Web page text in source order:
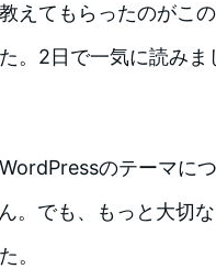
えてもらったのがこの
。2日で一気に読みま
のテーマに
。でも、もっと大切
。